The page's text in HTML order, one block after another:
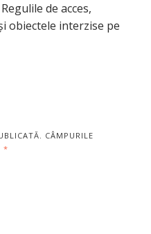
de acces,
obiectele interzise pe
CÂMPURILE
*